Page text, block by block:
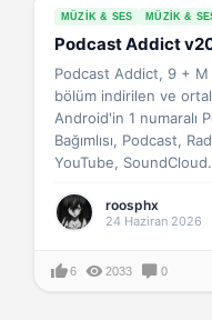
MÜZIK & SES MÜZIK &
Podcast Addict
Podcast Addict, 9 +
bölüm indirilen ve
Android'in 1 numaralı
Bağımlısı, Podcast,
YouTube,
roosphx
24 Haziran 2026
6 2033 0